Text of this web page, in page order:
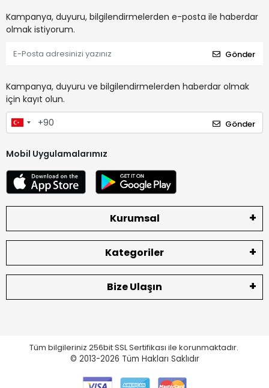
Kampanya, duyuru, bilgilendirmelerden e-posta ile haberdar
olmak istiyorum.
Gönder
Kampanya, duyuru ve bilgilendirmelerden haberdar olmak
için kayıt olun.
Gönder
Mobil Uygulamalarımız
Kurumsal
Kategoriler
Bize Ulaşın
Tüm bilgileriniz 256bit SSL Sertifikası ile korunmaktadır.
© 2013-2026 Tüm Hakları Saklıdır